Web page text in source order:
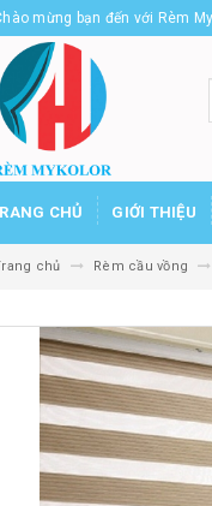
mừng bạn đến với Rèm
CHỦ GIỚI THIỆU
chủ Rèm cầu vồng